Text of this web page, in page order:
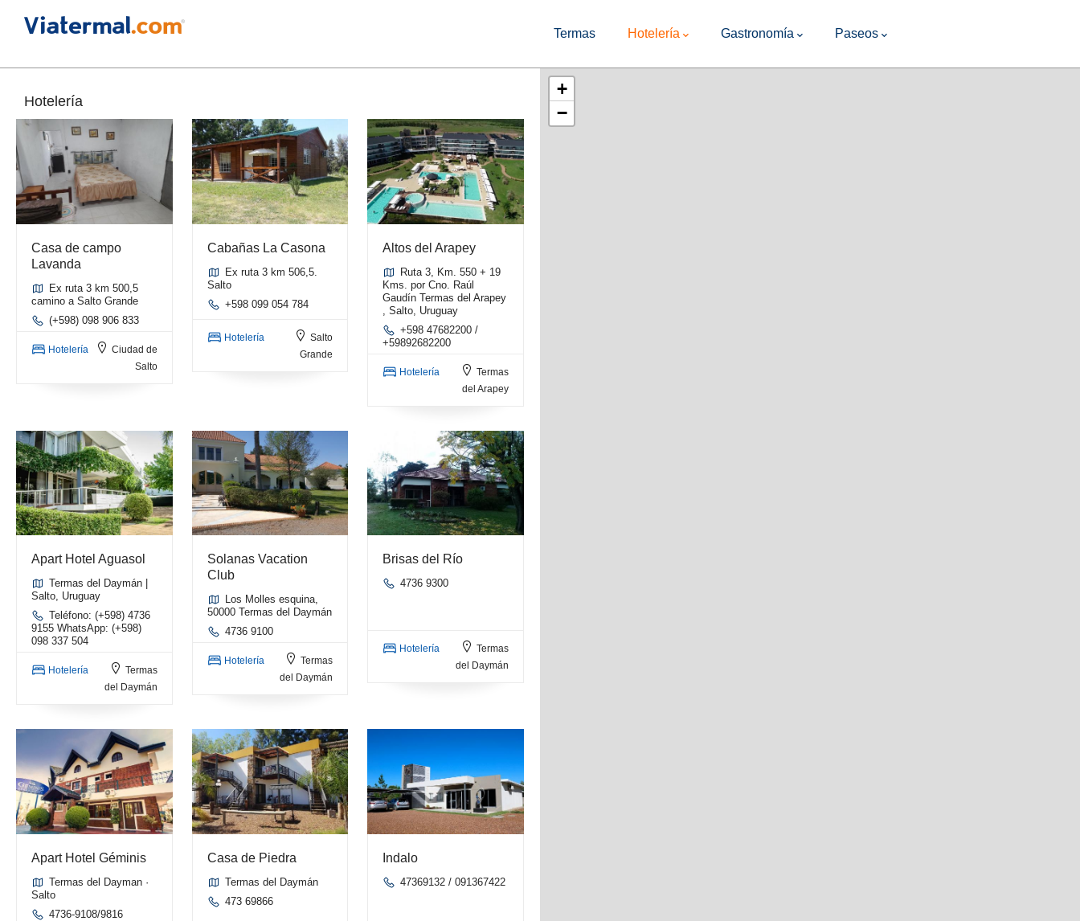
Navigation
Termas Hotelería Gastronomía Paseos
Hotelería
Casa de campo
Lavanda
Ex ruta 3 km 500,5
camino a Salto Grande
(+598) 098 906 833
Hotelería
Ciudad de
Salto
Cabañas La Casona
Ex ruta 3 km 506,5.
Salto
+598 099 054 784
Hotelería
Salto
Grande
Altos del Arapey
Ruta 3, Km. 550 + 19
Kms. por Cno. Raúl
Gaudín Termas del Arapey
, Salto, Uruguay
+598 47682200 /
+59892682200
Hotelería
Termas
del Arapey
Apart Hotel Aguasol
Termas del Daymán |
Salto, Uruguay
Teléfono: (+598) 4736
9155 WhatsApp: (+598)
098 337 504
Hotelería
Termas
del Daymán
Solanas Vacation
Club
Los Molles esquina,
50000 Termas del Daymán
4736 9100
Hotelería
Termas
del Daymán
Brisas del Río
4736 9300
Hotelería
Termas
del Daymán
Apart Hotel Géminis
Termas del Dayman ·
Salto
4736-9108/9816
Casa de Piedra
Termas del Daymán
473 69866
Indalo
47369132 / 091367422
+
−